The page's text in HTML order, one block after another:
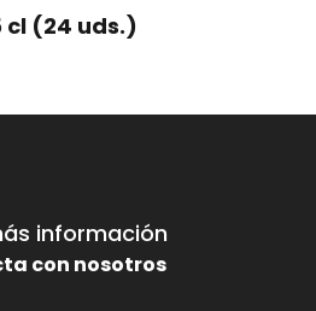
cl (24 uds.)
información
con nosotros